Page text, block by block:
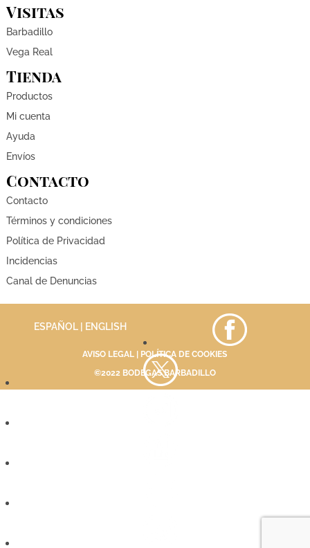
Visitas
Barbadillo
Vega Real
Tienda
Productos
Mi cuenta
Ayuda
Envíos
Contacto
Contacto
Términos y condiciones
Política de Privacidad
Incidencias
Canal de Denuncias
ESPAÑOL | ENGLISH
AVISO LEGAL
POLÍTICA DE COOKIES
©2022 BODEGAS BARBADILLO